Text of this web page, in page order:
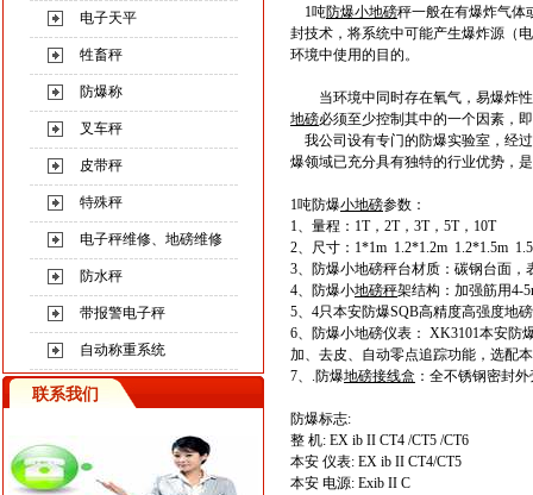
电子天平
牲畜秤
防爆称
叉车秤
皮带秤
特殊秤
电子秤维修、地磅维修
防水秤
带报警电子秤
自动称重系统
联系我们
1吨防爆小地磅秤一般在有爆炸气体
封技术，将系统中可能产生爆炸源（
环境中使用的目的。
当环境中同时存在氧气， 易爆炸
地磅必须至少控制 其中的一个因素，
我公司设有专门的防爆实验室， 经过
爆领域已充分具有独特的行业优势 ，
1吨防爆小地磅参数 ：
1、 量程：1T， 2T， 3T， 5T， 10T
2、 尺寸：1*1m 1.2*1.2m 1.2*1.5m
3、防爆小地磅秤台材质：碳钢台面
4、防爆小地磅秤架结构：加强筋用4-
5、4只本安防爆SQB高精度高强度地
6、防爆小地磅仪表 ： XK3101本安
加、去皮、自动零点追踪功能，选配
7、 .防爆地磅接线盒 ：全不锈钢密封
防爆标志:
整 机: EX ib II CT4 /CT5 /CT6
本安 仪表: EX ib II CT4/CT5
本安 电源: Exib II C